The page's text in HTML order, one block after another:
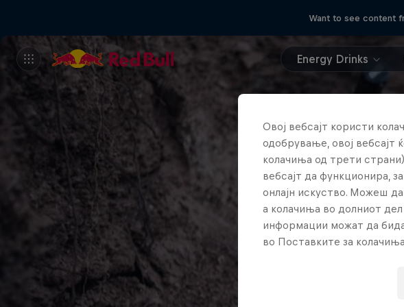
Want to see content
Energy Drinks
Овој вебсајт користи
одобрување, овој вебсајт
колачиња од трети
вебсајт да функционира,
онлајн искуство. Можеш
а колачиња во долниот
информации можат да
во Поставките за